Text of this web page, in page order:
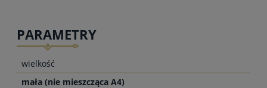
PARAMETRY
wielkość
mała (nie mieszcząca A4)